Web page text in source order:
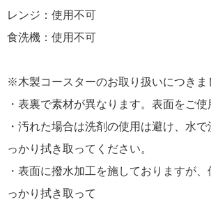
レンジ：使用不可
食洗機：使用不可
※木製コースターのお取り扱いにつき
・表裏で素材が異なります。表面をご使
・汚れた場合は洗剤の使用は避け、水
っかり拭き取ってください。
・表面に撥水加工を施しておりますが
っかり拭き取って